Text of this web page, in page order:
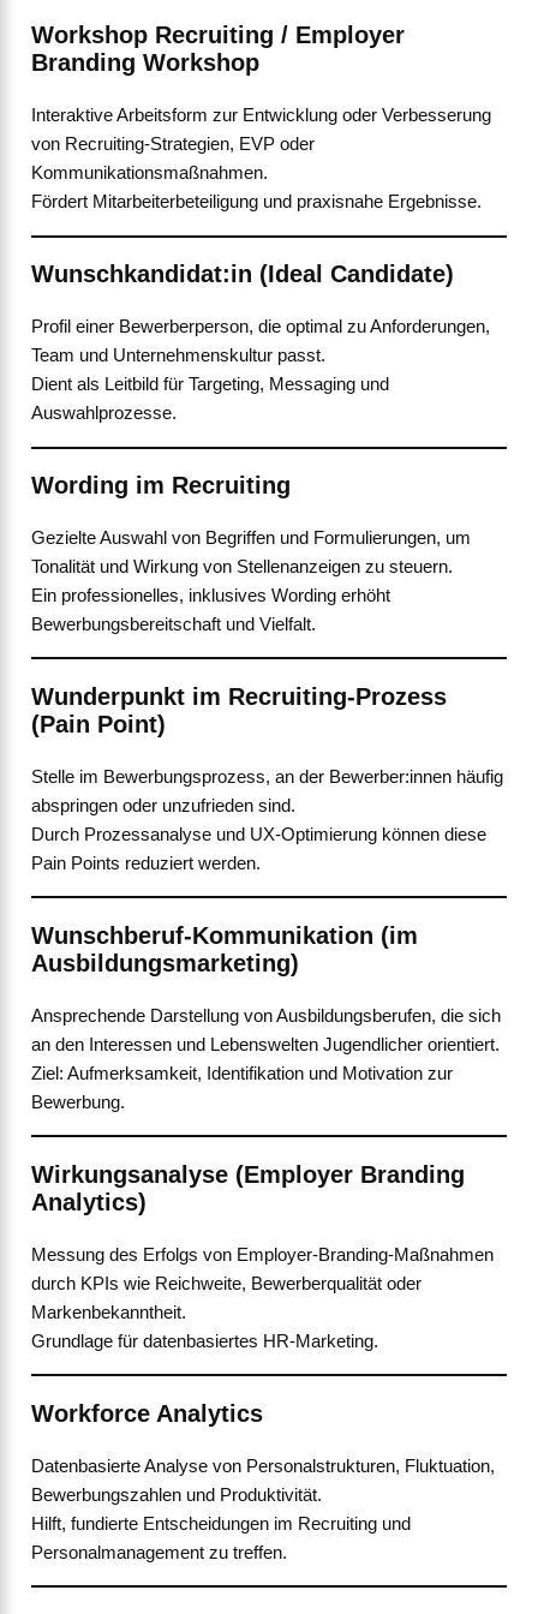
Workshop Recruiting / Employer
Branding Workshop
Interaktive Arbeitsform zur Entwicklung oder Verbesserung
von Recruiting-Strategien, EVP oder
Kommunikationsmaßnahmen.
Fördert Mitarbeiterbeteiligung und praxisnahe Ergebnisse.
Wunschkandidat:in (Ideal Candidate)
Profil einer Bewerberperson, die optimal zu Anforderungen,
Team und Unternehmenskultur passt.
Dient als Leitbild für Targeting, Messaging und
Auswahlprozesse.
Wording im Recruiting
Gezielte Auswahl von Begriffen und Formulierungen, um
Tonalität und Wirkung von Stellenanzeigen zu steuern.
Ein professionelles, inklusives Wording erhöht
Bewerbungsbereitschaft und Vielfalt.
Wunderpunkt im Recruiting-Prozess
(Pain Point)
Stelle im Bewerbungsprozess, an der Bewerber:innen häufig
abspringen oder unzufrieden sind.
Durch Prozessanalyse und UX-Optimierung können diese
Pain Points reduziert werden.
Wunschberuf-Kommunikation (im
Ausbildungsmarketing)
Ansprechende Darstellung von Ausbildungsberufen, die sich
an den Interessen und Lebenswelten Jugendlicher orientiert.
Ziel: Aufmerksamkeit, Identifikation und Motivation zur
Bewerbung.
Wirkungsanalyse (Employer Branding
Analytics)
Messung des Erfolgs von Employer-Branding-Maßnahmen
durch KPIs wie Reichweite, Bewerberqualität oder
Markenbekanntheit.
Grundlage für datenbasiertes HR-Marketing.
Workforce Analytics
Datenbasierte Analyse von Personalstrukturen, Fluktuation,
Bewerbungszahlen und Produktivität.
Hilft, fundierte Entscheidungen im Recruiting und
Personalmanagement zu treffen.